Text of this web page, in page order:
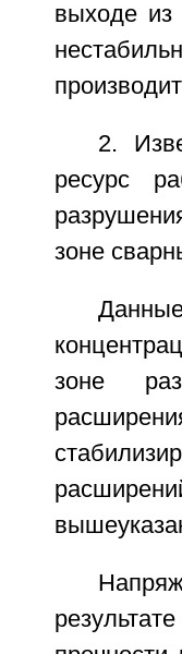
выходе из
2.
ресурс
зоне
зоне